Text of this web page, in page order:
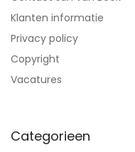
Klanten informatie
Privacy policy
Copyright
Vacatures
Categorieen